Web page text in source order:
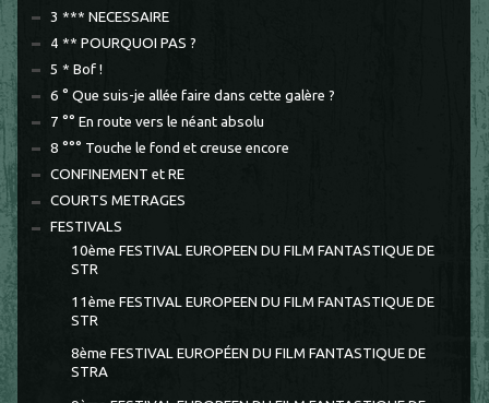
3 *** NECESSAIRE
4 ** POURQUOI PAS ?
5 * Bof !
6 ° Que suis-je allée faire dans cette galère ?
7 °° En route vers le néant absolu
8 °°° Touche le fond et creuse encore
CONFINEMENT et RE
COURTS METRAGES
FESTIVALS
10ème FESTIVAL EUROPEEN DU FILM FANTASTIQUE DE
STR
11ème FESTIVAL EUROPEEN DU FILM FANTASTIQUE DE
STR
8ème FESTIVAL EUROPÉEN DU FILM FANTASTIQUE DE
STRA